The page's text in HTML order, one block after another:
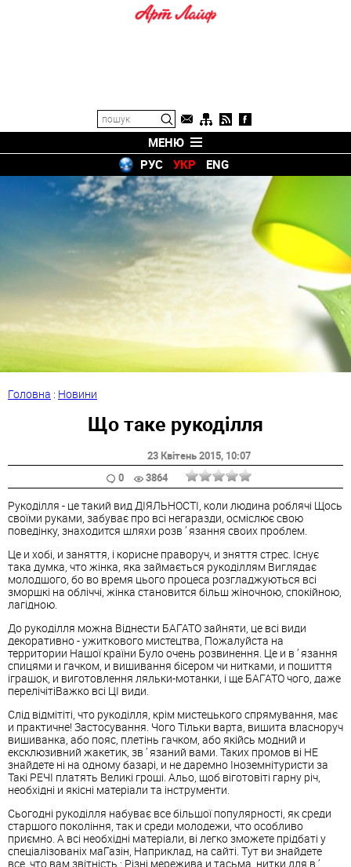
МЕНЮ
РУС
УКР ENG
Головна : Новини
Що таке рукоділля
23 Квітень 2015, 10:07
0
3864
Рукоділля - це такий вид ДІЯЛЬНОСТІ, коли людина роблячі Щось
своїми руками, забуває про всі негаразди, осміслює свою
поведінку, знаходится шляхи розв ’ язання своих проблем.
Це и хобі, и заняття, і корисне праворуч, и зняття стрес. Існує
така думка, что жінка, яка займається рукоділлям Виглядає
молодшого, бо во время цього процеса розгладжуються всі
зморшкі на обліччі, жінка становится більш жіночною, спокійною,
лагідною.
До рукоділля можна Віднести БАГАТО зайняти, це всі види
декоративно - ужиткового мистецтва, Пожалуйста на
территории Нашої країни Було очень розвинення. Це и в ’ язання
спицями и гачком, и вишивання бісером чи нитками, и пошиття
іграшок, и виготовлення ляльки-мотанки, і ще БАГАТО чого, даже
перелічітіВажко всі ЦІ види.
Слід відмітіті, что рукоділля, крім мистецького спрямування, має
и практичне! Застосування. Чого Тільки варта, вишита власноруч
вишиванка, або пояс, плетінь гачком, або якійсь модний и
ексклюзивний жакетик, зв ’ язаний вами. Таких промов ві НЕ
знайдете ні на одному базарі, и не даремно Іноземнітуристи за
Такі РЕЧІ платять Великі гроші. Альо, щоб віготовіті гарну річ,
необхідні и якісні матеріали та інструменти.
Сьогодні рукоділля набуває все більшої популярності, як среди
старшого покоління, так и среди молодежи, что особливо
приємно. А всі необхідні матеріали, ві легко зможете прідбаті у
спеціалізованіх маГазін, Наприклад, на сайті. Тут ви знайдете
все, что вам звітність,: Різні мережива и тасьма, нитки для в ’